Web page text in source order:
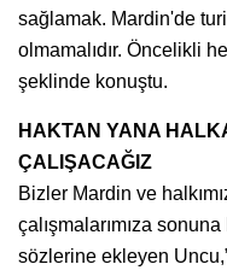
sağlamak. Mardin'de
olmamalıdır. Öncelikli
şeklinde konuştu.
HAKTAN YANA
ÇALIŞACAĞIZ
Bizler Mardin ve
çalışmalarımıza
sözlerine ekleyen